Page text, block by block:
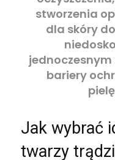
stworzenia
dla skóry
bariery
Jak wybrać
twarzy